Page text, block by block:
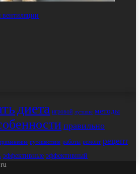
диета игровой лучшие методы
правильно
путешествие работы ремонт рецепт
эффективные эффективный